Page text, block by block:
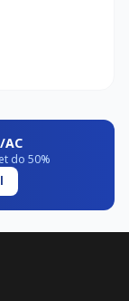
do 50%